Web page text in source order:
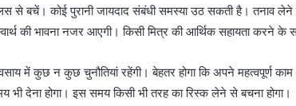
से बचें। कोई पुरानी जायदाद संबंधी समस्या उठ सकती है। तनाव
स्वार्थ की भावना नजर आएगी। किसी मित्र की आर्थिक सहायता
में कुछ न कुछ चुनौतियां रहेंगी। बेहतर होगा कि अपने महत्वपूर्ण
भी देना होगा। इस समय किसी भी तरह का रिस्क लेने से बचना होगा।